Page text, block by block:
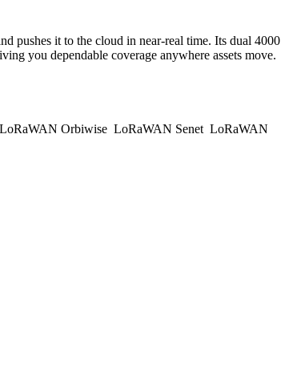
pushes it to the cloud in near-real time. Its dual 4000
you dependable coverage anywhere assets move.
LoRaWAN Orbiwise LoRaWAN Senet LoRaWAN